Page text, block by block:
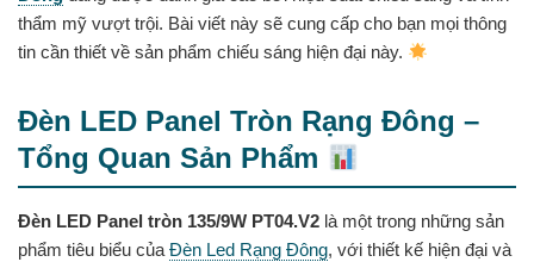
thẩm mỹ vượt trội. Bài viết này sẽ cung cấp cho bạn mọi thông
tin cần thiết về sản phẩm chiếu sáng hiện đại này.
Đèn LED Panel Tròn Rạng Đông –
Tổng Quan Sản Phẩm
Đèn LED Panel tròn 135/9W PT04.V2 là một trong những sản
phẩm tiêu biểu của Đèn Led Rạng Đông, với thiết kế hiện đại và